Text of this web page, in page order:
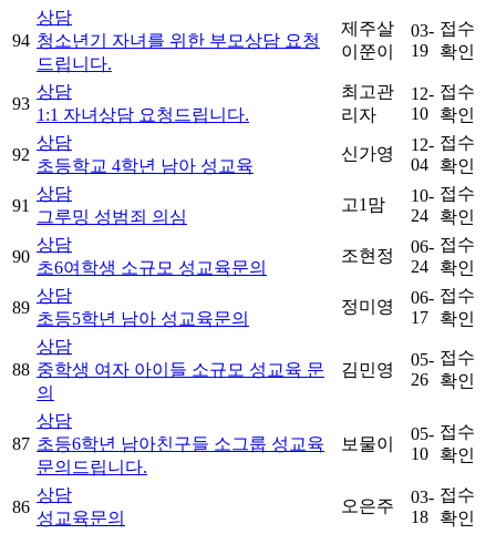
94
상담
청소년기 자녀를 위한 부모상담 요청
드립니다.
제주살
이쭌이
03-
19
접수
확인
93
상담
1:1 자녀상담 요청드립니다.
최고관
리자
12-
10
접수
확인
92
상담
초등학교 4학년 남아 성교육
신가영
12-
04
접수
확인
91
상담
그루밍 성범죄 의심
고1맘
10-
24
접수
확인
90
상담
초6여학생 소규모 성교육문의
조현정
06-
24
접수
확인
89
상담
초등5학년 남아 성교육문의
정미영
06-
17
접수
확인
88
상담
중학생 여자 아이들 소규모 성교육 문
의
김민영
05-
26
접수
확인
87
상담
초등6학년 남아친구들 소그룹 성교육
문의드립니다.
보물이
05-
10
접수
확인
86
상담
성교육문의
오은주
03-
18
접수
확인